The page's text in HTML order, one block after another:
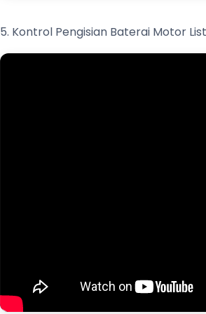
5. Kontrol Pengisian Baterai Motor